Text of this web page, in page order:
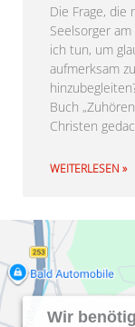
Die Frage, die
Seelsorger
ich tun, um
aufmerksam
Buch
Christen
WEITERLESEN »
Wir